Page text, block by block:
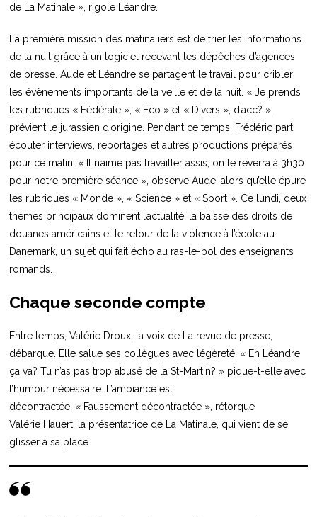
de La Matinale », rigole Léandre.
La première mission des matinaliers est de trier les informations
de la nuit grâce à un logiciel recevant les dépêches d’agences
de presse. Aude et Léandre se partagent le travail pour cribler
les évènements importants de la veille et de la nuit. « Je prends
les rubriques « Fédérale », « Eco » et « Divers », d’acc? »,
prévient le jurassien d’origine. Pendant ce temps, Frédéric part
écouter interviews, reportages et autres productions préparés
pour ce matin. « Il n’aime pas travailler assis, on le reverra à 3h30
pour notre première séance », observe Aude, alors qu’elle épure
les rubriques « Monde », « Science » et « Sport ». Ce lundi, deux
thèmes principaux dominent l’actualité: la baisse des droits de
douanes américains et le retour de la violence à l’école au
Danemark, un sujet qui fait écho au ras-le-bol des enseignants
romands.
Chaque seconde compte
Entre temps, Valérie Droux, la voix de La revue de presse,
débarque. Elle salue ses collègues avec légèreté. « Eh Léandre
ça va? Tu n’as pas trop abusé de la St-Martin? » pique-t-elle avec
l’humour nécessaire. L’ambiance est
décontractée. « Faussement décontractée », rétorque
Valérie Hauert, la présentatrice de La Matinale, qui vient de se
glisser à sa place.